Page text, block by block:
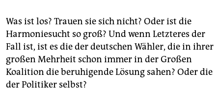
Was ist los? Trauen sie sich nicht? Oder ist die
Harmoniesucht so groß? Und wenn Letzteres der
Fall ist, ist es die der deutschen Wähler, die in ihrer
großen Mehrheit schon immer in der Großen
Koalition die beruhigende Lösung sahen? Oder die
der Politiker selbst?